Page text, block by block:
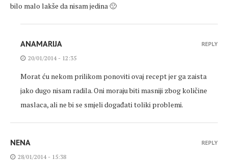
bilo malo lakše da nisam jedina 🙁
ANAMARIJA
20/01/2014 - 12:35
Morat ću nekom prilikom ponoviti ovaj recept jer ga zaista
jako dugo nisam radila. Oni moraju biti masniji zbog količine
maslaca, ali ne bi se smjeli događati toliki problemi.
REPLY
NENA
28/01/2014 - 15:38
REPLY